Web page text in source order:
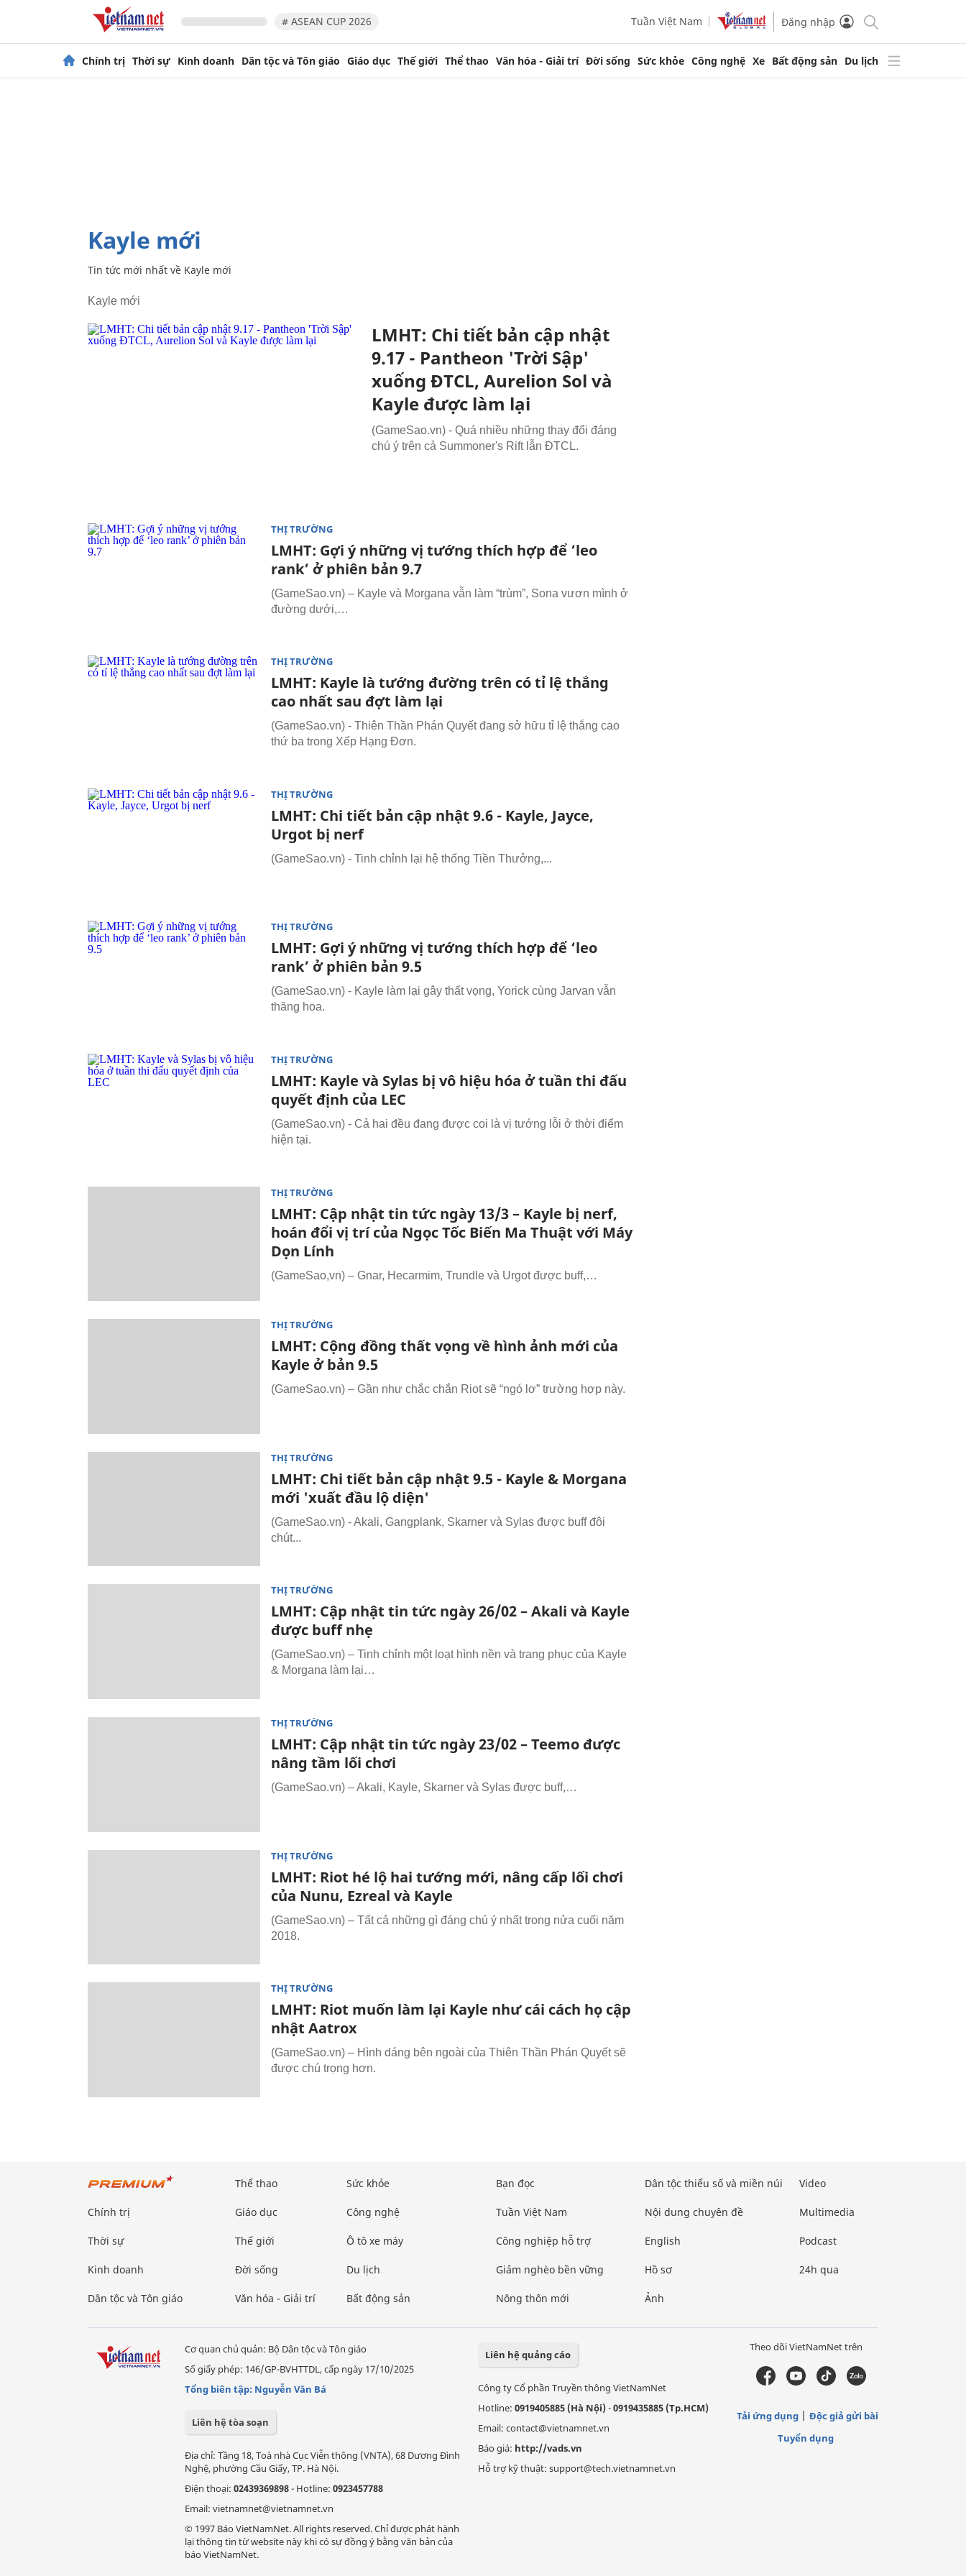
# ASEAN CUP 2026 Tuần Việt Nam Đăng nhập
Chính trị Thời sự Kinh doanh Dân tộc và Tôn giáo Giáo dục Thế giới Thể thao Văn hóa - Giải trí Đời sống Sức khỏe Công nghệ Xe Bất động sản Du lịch
Kayle mới
Tin tức mới nhất về Kayle mới
Kayle mới
LMHT: Chi tiết bản cập nhật
9.17 - Pantheon 'Trời Sập'
xuống ĐTCL, Aurelion Sol và
Kayle được làm lại
(GameSao.vn) - Quá nhiều những thay đổi đáng
chú ý trên cả Summoner's Rift lẫn ĐTCL.
THỊ TRƯỜNG
LMHT: Gợi ý những vị tướng thích hợp để ‘leo
rank’ ở phiên bản 9.7
(GameSao.vn) – Kayle và Morgana vẫn làm “trùm”, Sona vươn mình ở
đường dưới,…
THỊ TRƯỜNG
LMHT: Kayle là tướng đường trên có tỉ lệ thắng
cao nhất sau đợt làm lại
(GameSao.vn) - Thiên Thần Phán Quyết đang sở hữu tỉ lệ thắng cao
thứ ba trong Xếp Hạng Đơn.
THỊ TRƯỜNG
LMHT: Chi tiết bản cập nhật 9.6 - Kayle, Jayce,
Urgot bị nerf
(GameSao.vn) - Tinh chỉnh lại hệ thống Tiền Thưởng,...
THỊ TRƯỜNG
LMHT: Gợi ý những vị tướng thích hợp để ‘leo
rank’ ở phiên bản 9.5
(GameSao.vn) - Kayle làm lại gây thất vọng, Yorick cùng Jarvan vẫn
thăng hoa.
THỊ TRƯỜNG
LMHT: Kayle và Sylas bị vô hiệu hóa ở tuần thi đấu
quyết định của LEC
(GameSao.vn) - Cả hai đều đang được coi là vị tướng lỗi ở thời điểm
hiện tại.
THỊ TRƯỜNG
LMHT: Cập nhật tin tức ngày 13/3 – Kayle bị nerf,
hoán đổi vị trí của Ngọc Tốc Biến Ma Thuật với Máy
Dọn Lính
(GameSao,vn) – Gnar, Hecarmim, Trundle và Urgot được buff,…
THỊ TRƯỜNG
LMHT: Cộng đồng thất vọng về hình ảnh mới của
Kayle ở bản 9.5
(GameSao.vn) – Gần như chắc chắn Riot sẽ “ngó lơ” trường hợp này.
THỊ TRƯỜNG
LMHT: Chi tiết bản cập nhật 9.5 - Kayle & Morgana
mới 'xuất đầu lộ diện'
(GameSao.vn) - Akali, Gangplank, Skarner và Sylas được buff đôi
chút...
THỊ TRƯỜNG
LMHT: Cập nhật tin tức ngày 26/02 – Akali và Kayle
được buff nhẹ
(GameSao.vn) – Tinh chỉnh một loạt hình nền và trang phục của Kayle
& Morgana làm lại…
THỊ TRƯỜNG
LMHT: Cập nhật tin tức ngày 23/02 – Teemo được
nâng tầm lối chơi
(GameSao.vn) – Akali, Kayle, Skarner và Sylas được buff,…
THỊ TRƯỜNG
LMHT: Riot hé lộ hai tướng mới, nâng cấp lối chơi
của Nunu, Ezreal và Kayle
(GameSao.vn) – Tất cả những gì đáng chú ý nhất trong nửa cuối năm
2018.
THỊ TRƯỜNG
LMHT: Riot muốn làm lại Kayle như cái cách họ cập
nhật Aatrox
(GameSao.vn) – Hình dáng bên ngoài của Thiên Thần Phán Quyết sẽ
được chú trọng hơn.
Chính trị
Thời sự
Kinh doanh
Dân tộc và Tôn giáo
Thể thao
Giáo dục
Thế giới
Đời sống
Văn hóa - Giải trí
Sức khỏe
Công nghệ
Ô tô xe máy
Du lịch
Bất động sản
Bạn đọc
Tuần Việt Nam
Công nghiệp hỗ trợ
Giảm nghèo bền vững
Nông thôn mới
Dân tộc thiểu số và miền núi
Nội dung chuyên đề
English
Hồ sơ
Ảnh
Video
Multimedia
Podcast
24h qua
Cơ quan chủ quản: Bộ Dân tộc và Tôn giáo
Số giấy phép: 146/GP-BVHTTDL, cấp ngày 17/10/2025
Tổng biên tập: Nguyễn Văn Bá
Liên hệ tòa soạn
Địa chỉ: Tầng 18, Toà nhà Cục Viễn thông (VNTA), 68 Dương Đình
Nghệ, phường Cầu Giấy, TP. Hà Nội.
Điện thoại: 02439369898- Hotline: 0923457788
Email: vietnamnet@vietnamnet.vn
© 1997 Báo VietNamNet. All rights reserved. Chỉ được phát hành
lại thông tin từ website này khi có sự đồng ý bằng văn bản của
báo VietNamNet.
Liên hệ quảng cáo
Công ty Cổ phần Truyền thông VietNamNet
Hotline: 0919405885 (Hà Nội)-0919435885 (Tp.HCM)
Email: contact@vietnamnet.vn
Báo giá: http://vads.vn
Hỗ trợ kỹ thuật: support@tech.vietnamnet.vn
Theo dõi VietNamNet trên
Tải ứng dụng
Độc giả gửi bài
Tuyển dụng